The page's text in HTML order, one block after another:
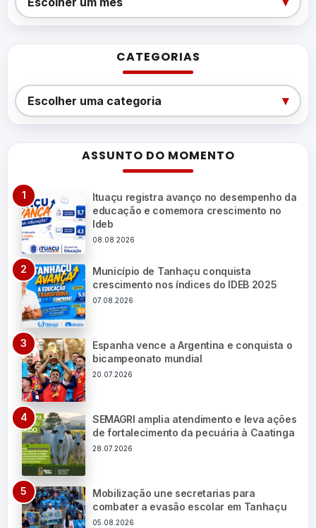
CATEGORIAS
Categorias
Escolher uma categoria ▾
ASSUNTO DO MOMENTO
Ituaçu registra avanço no desempenho da
educação e comemora crescimento no
Ideb
08.08.2026
Município de Tanhaçu conquista
crescimento nos índices do IDEB 2025
07.08.2026
Espanha vence a Argentina e conquista o
bicampeonato mundial
20.07.2026
SEMAGRI amplia atendimento e leva ações
de fortalecimento da pecuária à Caatinga
28.07.2026
Mobilização une secretarias para
combater a evasão escolar em Tanhaçu
05.08.2026